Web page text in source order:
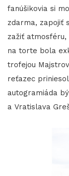
fanúšikovia si
zdarma, zapojiť
zažiť atmosféru,
na torte bola
trofejou
reťazec
autogramiáda
a Vratislava